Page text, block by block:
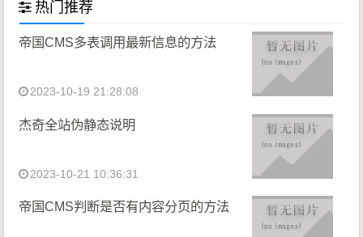
热门推荐
帝国CMS多表调用最新信息的方法
2023-10-19 21:28:08
杰奇全站伪静态说明
2023-10-21 10:36:31
帝国CMS判断是否有内容分页的方法